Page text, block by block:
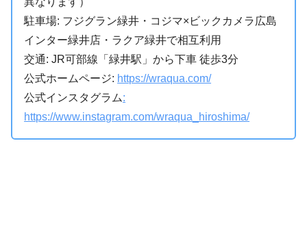
駐車場: フジグラン緑井・コジマ×ビックカメラ広島
インター緑井店・ラクア緑井で相互利用
交通: JR可部線「緑井駅」から下車 徒歩3分
公式ホームページ: https://wraqua.com/
公式インスタグラム:
https://www.instagram.com/wraqua_hiroshima/